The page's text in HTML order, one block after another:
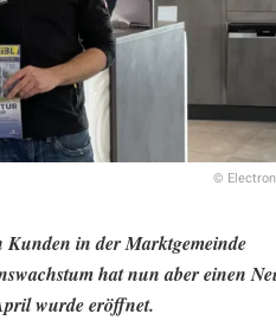
©
Kunden in der Marktgemeinde
hat nun aber einen
wurde eröffnet.